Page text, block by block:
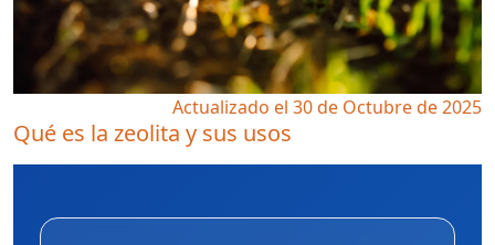
Actualizado el 30 de Octubre de 2025
Qué es la zeolita y sus usos